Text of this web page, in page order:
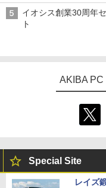
前半のCPU価格]
イオシス創業30周年
ト
AKIBA PC
Special Site
レイズ